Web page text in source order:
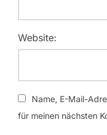
Website:
Name, E-Mail-
für meinen nächsten